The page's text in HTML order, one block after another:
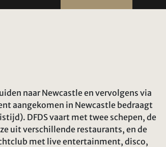
naar Newcastle en vervolgens via
aangekomen in Newcastle bedraagt
DFDS vaart met twee schepen, de
uit verschillende restaurants, en de
met live entertainment, disco,